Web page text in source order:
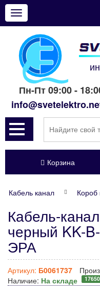
Показать
меню
Пн-Пт 09:00 -
Корзина
Кабель канал Короб
Кабель-
черный KK-
ЭРА
Артикул: Б0061737
Наличие: На складе